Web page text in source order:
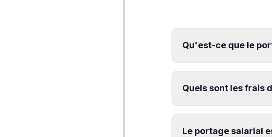
Qu'est-ce que le
Quels sont les frais
Le portage salarial